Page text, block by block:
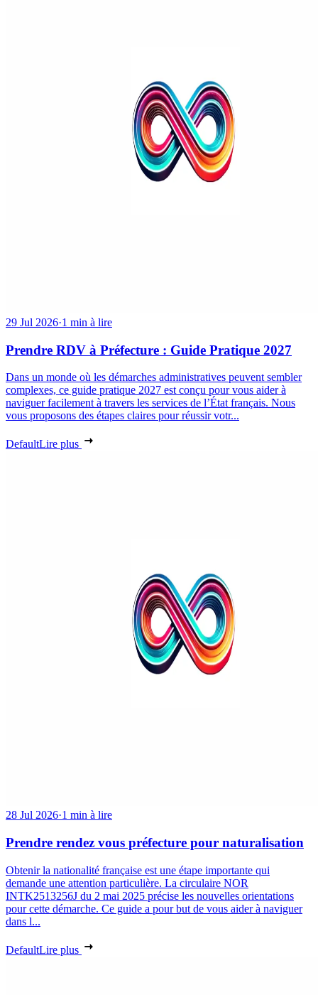
29 Jul 2026·1 min à lire
Prendre RDV à Préfecture : Guide Pratique 2027
Dans un monde où les démarches administratives peuvent sembler
complexes, ce guide pratique 2027 est conçu pour vous aider à
naviguer facilement à travers les services de l’État français. Nous
vous proposons des étapes claires pour réussir votr...
DefaultLire plus
28 Jul 2026·1 min à lire
Prendre rendez vous préfecture pour naturalisation
Obtenir la nationalité française est une étape importante qui
demande une attention particulière. La circulaire NOR
INTK2513256J du 2 mai 2025 précise les nouvelles orientations
pour cette démarche. Ce guide a pour but de vous aider à naviguer
dans l...
DefaultLire plus